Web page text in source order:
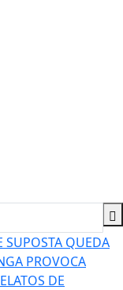
SUPOSTA QUEDA
PROVOCA
DE